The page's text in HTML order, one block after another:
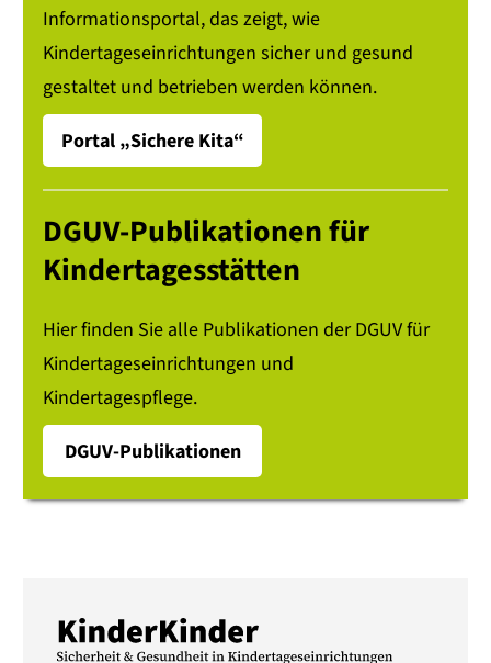
Informationsportal, das zeigt, wie
Kindertageseinrichtungen sicher und gesund
gestaltet und betrieben werden können.
Portal „Sichere Kita“
DGUV-Publikationen für
Kindertagesstätten
Hier finden Sie alle Publikationen der DGUV für
Kindertageseinrichtungen und
Kindertagespflege.
DGUV-Publikationen